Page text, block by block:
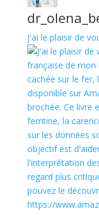
J'ai le plaisir de